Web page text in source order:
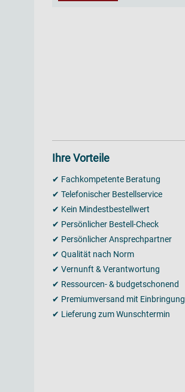
Ihre Vorteile
✔ Fachkompetente Beratung
✔ Telefonischer Bestellservice
✔ Kein Mindestbestellwert
✔ Persönlicher Bestell-Check
✔ Persönlicher Ansprechpartner
✔ Qualität nach Norm
✔ Vernunft & Verantwortung
✔ Ressourcen- & budgetschonend
✔ Premiumversand mit Einbringung
✔ Lieferung zum Wunschtermin